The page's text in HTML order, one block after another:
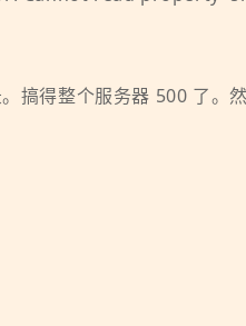
搞得整个服务器 500 了。